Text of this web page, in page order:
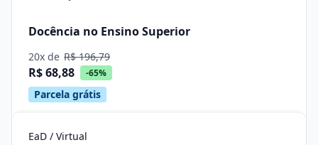
Docência no Ensino Superior
20x de R$ 196,79
R$ 68,88 -65%
Parcela grátis
EaD / Virtual